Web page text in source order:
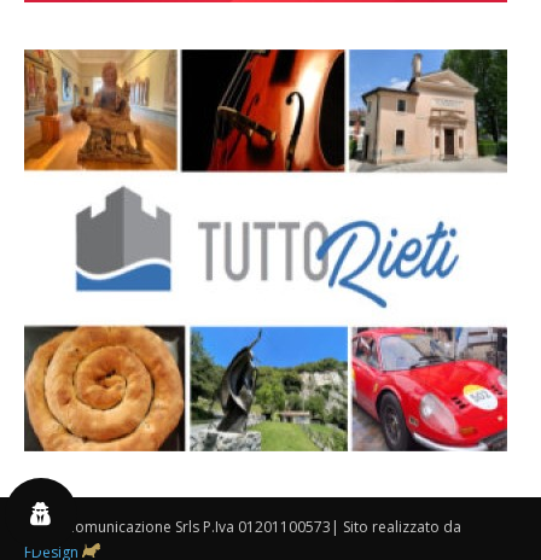
By 3P Comunicazione Srls P.Iva 01201100573| Sito realizzato da
FDesign